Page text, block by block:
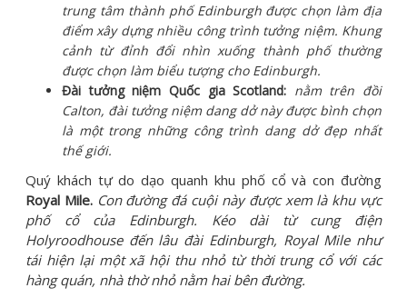
trung tâm thành phố Edinburgh được chọn làm địa
điểm xây dựng nhiều công trình tưởng niệm. Khung
cảnh từ đỉnh đổi nhìn xuống thành phố thường
được chọn làm biểu tượng cho Edinburgh.
Đài tưởng niệm Quốc gia Scotland: nằm trên đồi
Calton, đài tưởng niệm dang dở này được bình chọn
là một trong những công trình dang dở đẹp nhất
thế giới.
Quý khách tự do dạo quanh khu phố cổ và con đường
Royal Mile. Con đường đá cuội này được xem là khu vực
phố cổ của Edinburgh. Kéo dài từ cung điện
Holyroodhouse đến lâu đài Edinburgh, Royal Mile như
tái hiện lại một xã hội thu nhỏ từ thời trung cổ với các
hàng quán, nhà thờ nhỏ nằm hai bên đường.